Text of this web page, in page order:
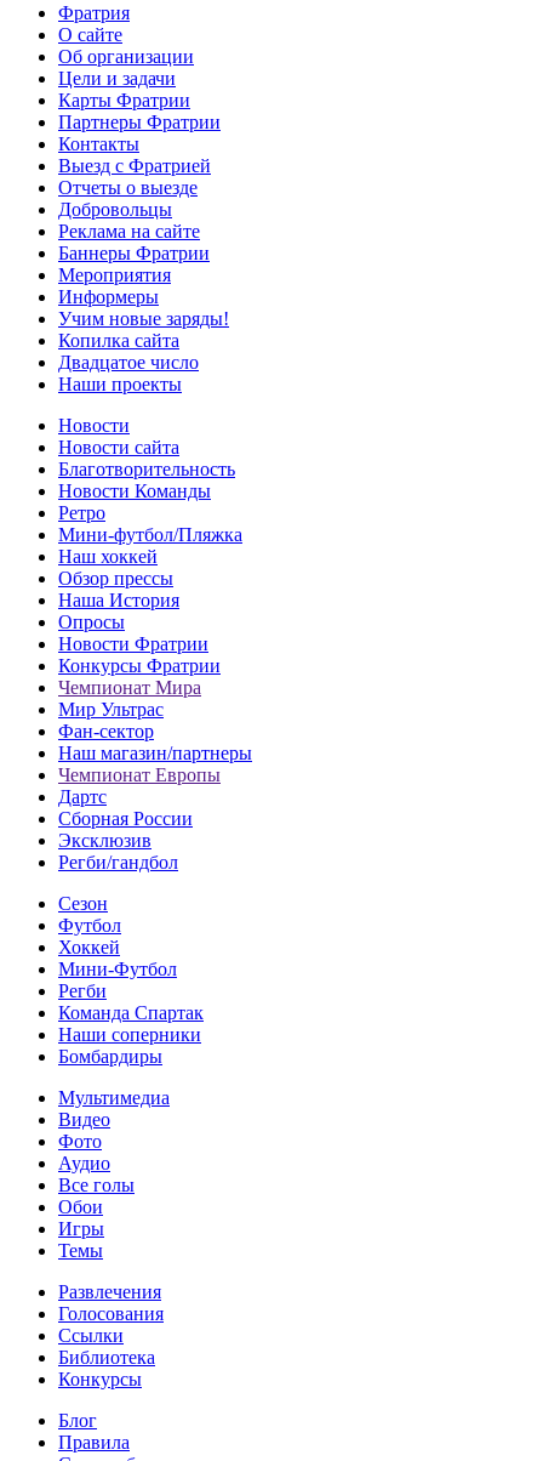
Фратрия
О сайте
Об организации
Цели и задачи
Карты Фратрии
Партнеры Фратрии
Контакты
Выезд с Фратрией
Отчеты о выезде
Добровольцы
Реклама на сайте
Баннеры Фратрии
Мероприятия
Информеры
Учим новые заряды!
Копилка сайта
Двадцатое число
Наши проекты
Новости
Новости сайта
Благотворительность
Новости Команды
Ретро
Мини-футбол/Пляжка
Наш хоккей
Обзор прессы
Наша История
Опросы
Новости Фратрии
Конкурсы Фратрии
Чемпионат Мира
Мир Ультрас
Фан-cектор
Наш магазин/партнеры
Чемпионат Европы
Дартс
Сборная России
Эксклюзив
Регби/гандбол
Сезон
Футбол
Хоккей
Мини-Футбол
Регби
Команда Спартак
Наши соперники
Бомбардиры
Мультимедиа
Видео
Фото
Аудио
Все голы
Обои
Игры
Темы
Развлечения
Голосования
Ссылки
Библиотека
Конкурсы
Блог
Правила